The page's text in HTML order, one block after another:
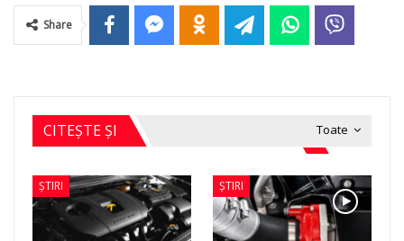
Share
Toate
CITEȘTE ȘI
ȘTIRI ȘTIRI